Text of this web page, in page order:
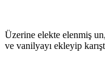
Üzerine elekte elenmiş
ve vanilyayı ekleyip